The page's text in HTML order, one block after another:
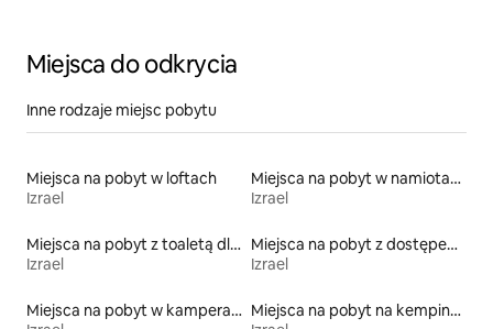
Miejsca do odkrycia
Inne rodzaje miejsc pobytu
Miejsca na pobyt w loftach
Izrael
Miejsca na pobyt w namiotach
Izrael
Miejsca na pobyt z toaletą dla osoby z niepełnosprawnością
Izrael
Miejsca na pobyt z dostępem do plaży
Izrael
Miejsca na pobyt w kamperach
Miejsca na pobyt na kempingach